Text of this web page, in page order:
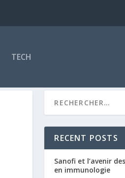
TECH
RECENT POSTS
Sanofi et l’avenir
en immunologie